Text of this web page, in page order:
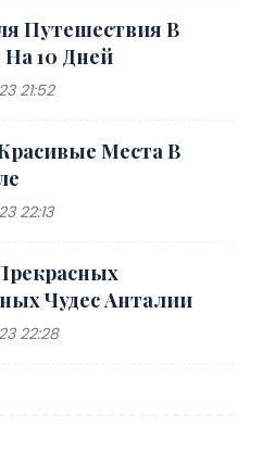
Путешествия В
10 Дней
21:52
Места В
22:13
Чудес Анталии
22:28